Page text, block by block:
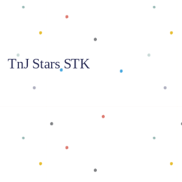
TnJ Stars STK
Baca selengkapnya